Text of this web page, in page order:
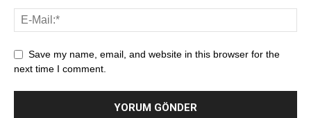
Save my name, email, and website in this browser for the
next time I comment.